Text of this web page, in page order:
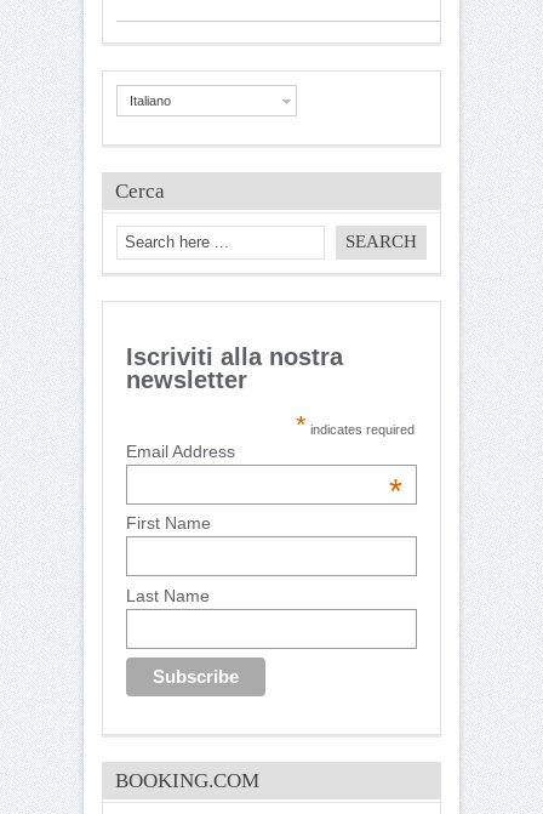
Italiano
Cerca
Iscriviti alla nostra
newsletter
* indicates required
Email Address
*
First Name
Last Name
BOOKING.COM